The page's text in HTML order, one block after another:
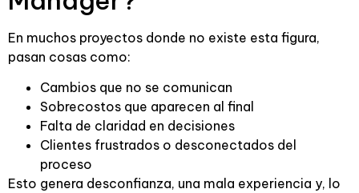
En muchos proyectos donde no existe esta figura,
pasan cosas como:
Cambios que no se comunican
Sobrecostos que aparecen al final
Falta de claridad en decisiones
Clientes frustrados o desconectados del
proceso
Esto genera desconfianza, una mala experiencia y, lo